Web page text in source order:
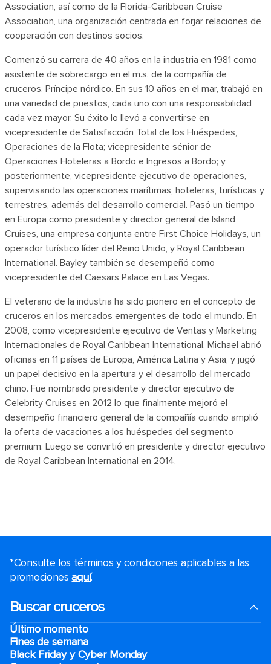
Association, así como de la Florida-Caribbean Cruise
Association, una organización centrada en forjar relaciones de
cooperación con destinos socios.
Comenzó su carrera de 40 años en la industria en 1981 como
asistente de sobrecargo en el m.s. de la compañía de
cruceros. Príncipe nórdico. En sus 10 años en el mar, trabajó en
una variedad de puestos, cada uno con una responsabilidad
cada vez mayor. Su éxito lo llevó a convertirse en
vicepresidente de Satisfacción Total de los Huéspedes,
Operaciones de la Flota; vicepresidente sénior de
Operaciones Hoteleras a Bordo e Ingresos a Bordo; y
posteriormente, vicepresidente ejecutivo de operaciones,
supervisando las operaciones marítimas, hoteleras, turísticas y
terrestres, además del desarrollo comercial. Pasó un tiempo
en Europa como presidente y director general de Island
Cruises, una empresa conjunta entre First Choice Holidays, un
operador turístico líder del Reino Unido, y Royal Caribbean
International. Bayley también se desempeñó como
vicepresidente del Caesars Palace en Las Vegas.
El veterano de la industria ha sido pionero en el concepto de
cruceros en los mercados emergentes de todo el mundo. En
2008, como vicepresidente ejecutivo de Ventas y Marketing
Internacionales de Royal Caribbean International, Michael abrió
oficinas en 11 países de Europa, América Latina y Asia, y jugó
un papel decisivo en la apertura y el desarrollo del mercado
chino. Fue nombrado presidente y director ejecutivo de
Celebrity Cruises en 2012 lo que finalmente mejoró el
desempeño financiero general de la compañía cuando amplió
la oferta de vacaciones a los huéspedes del segmento
premium. Luego se convirtió en presidente y director ejecutivo
de Royal Caribbean International en 2014.
*Consulte los términos y condiciones aplicables a las
promocionesaquí.
Buscar cruceros
Último momento
Fines de semana
Black Friday y Cyber Monday